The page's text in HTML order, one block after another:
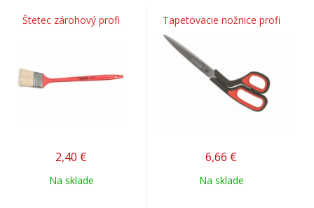
Štetec zárohový profi
2,40 €
Na sklade
Tapetovacie nožnice profi
6,66 €
Na sklade